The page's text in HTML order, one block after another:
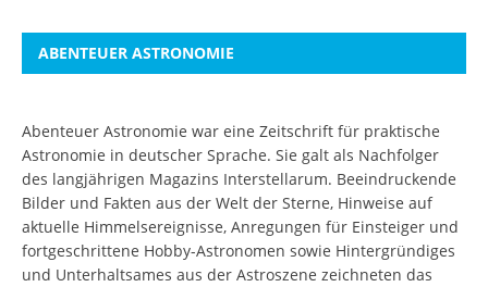
ABENTEUER ASTRONOMIE
Abenteuer Astronomie war eine Zeitschrift für praktische
Astronomie in deutscher Sprache. Sie galt als Nachfolger
des langjährigen Magazins Interstellarum. Beeindruckende
Bilder und Fakten aus der Welt der Sterne, Hinweise auf
aktuelle Himmelsereignisse, Anregungen für Einsteiger und
fortgeschrittene Hobby-Astronomen sowie Hintergründiges
und Unterhaltsames aus der Astroszene zeichneten das